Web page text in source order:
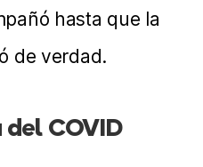
hasta que la
de verdad.
COVID